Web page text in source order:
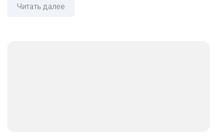
Читать далее